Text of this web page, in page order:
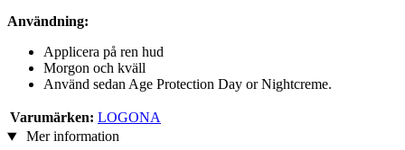
Användning:
Applicera på ren hud
Morgon och kväll
Använd sedan Age Protection Day or Nightcreme.
Varumärken: LOGONA
Mer information